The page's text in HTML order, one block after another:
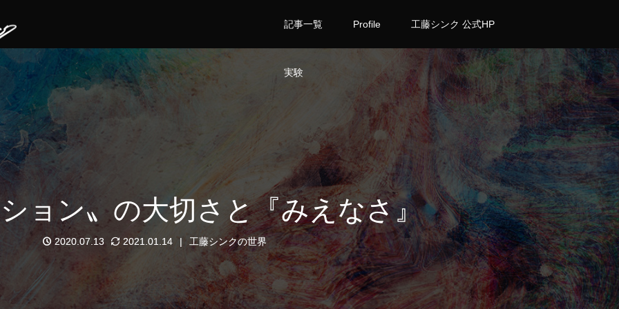
記事一覧 Profile 工藤シンク 公式HP
実験
ョン〟の大切さと『みえなさ』
2020.07.13 2021.01.14 工藤シンクの世界